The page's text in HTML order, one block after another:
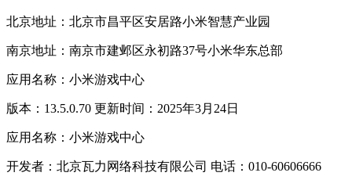
北京地址：北京市昌平区安居路小米智慧产业园
南京地址：南京市建邺区永初路37号小米华东总部
应用名称：小米游戏中心
版本：13.5.0.70 更新时间：2025年3月24日
应用名称：小米游戏中心
开发者：北京瓦力网络科技有限公司 电话：010-60606666